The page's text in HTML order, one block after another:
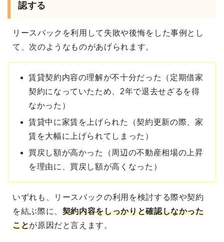
認する
リースバックを利用して失敗や後悔をした事例とし
て、次のようなものがあげられます。
賃貸契約内容の理解が不十分だった（定期借家
契約になっていたため、2年で退去せざるを得
なかった）
賃貸中に家賃を上げられた（契約更新の際、家
賃を大幅に上げられてしまった）
買戻し額が高かった（周辺の不動産相場の上昇
を理由に、買戻し額が高くなった）
いずれも、リースバックの利用を検討する際や契約
を結ぶ際に、 契約内容をしっかりと確認しなかった
ことが原因だと言えます。